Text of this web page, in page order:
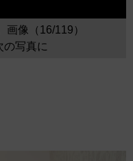
画像（16/119）
の写真に